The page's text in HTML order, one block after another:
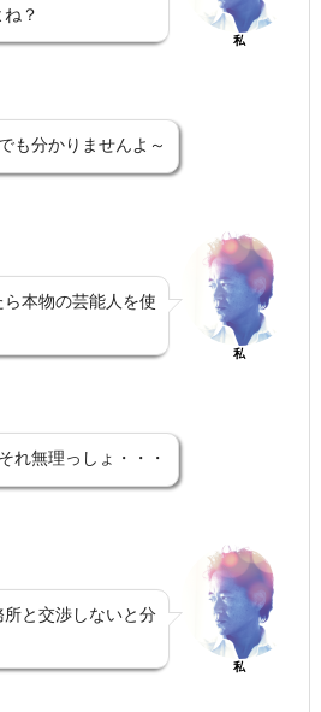
？
私
も分かりませんよ～
本物の芸能人を使
私
れ無理っしょ・・・
と交渉しないと分
私